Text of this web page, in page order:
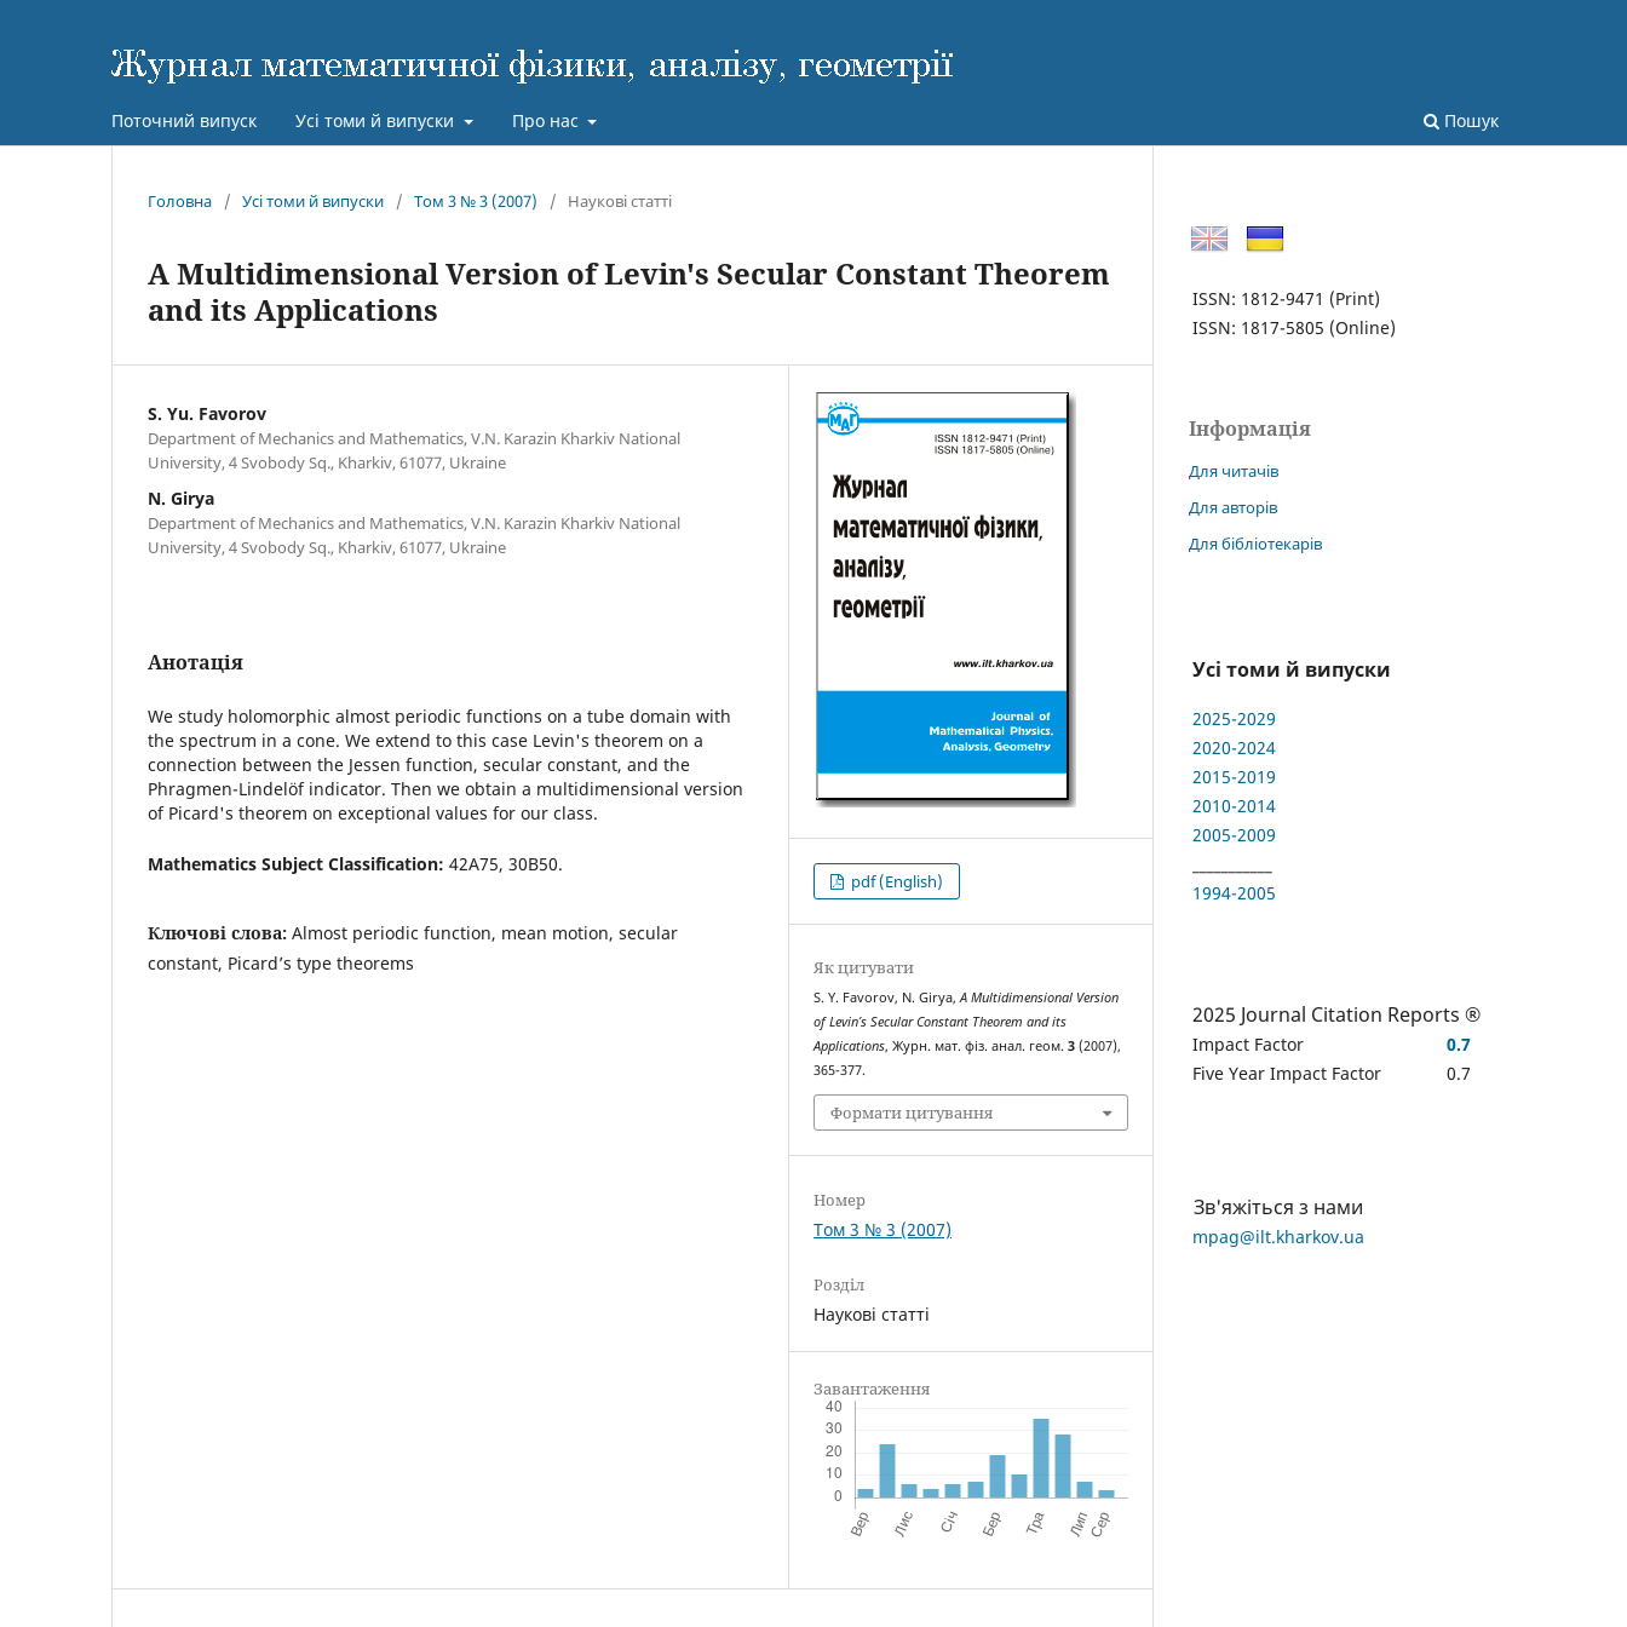
Поточний випуск Усі томи й випуски Про нас Пошук
Головна / Усі томи й випуски / Том 3 № 3 (2007) / Наукові статті
A Multidimensional Version of Levin's Secular Constant Theorem
and its Applications
S. Yu. Favorov
Department of Mechanics and Mathematics, V.N. Karazin Kharkiv National
University, 4 Svobody Sq., Kharkiv, 61077, Ukraine
N. Girya
Department of Mechanics and Mathematics, V.N. Karazin Kharkiv National
University, 4 Svobody Sq., Kharkiv, 61077, Ukraine
Анотація
We study holomorphic almost periodic functions on a tube domain with
the spectrum in a cone. We extend to this case Levin's theorem on a
connection between the Jessen function, secular constant, and the
Phragmen-Lindelöf indicator. Then we obtain a multidimensional version
of Picard's theorem on exceptional values for our class.
Mathematics Subject Classification: 42A75, 30B50.
Ключові слова: Almost periodic function, mean motion, secular
constant, Picard’‎s type theorems
pdf (English)
Як цитувати
S. Y. Favorov, N. Girya,A Multidimensional Version
of Levin’s Secular Constant Theorem and its
Applications, Журн. мат. фіз. анал. геом.3 (2007),
365-377.
Формати цитування
Номер
Том 3 № 3 (2007)
Розділ
Наукові статті
Завантаження
ISSN: 1812-9471 (Print)
ISSN: 1817-5805 (Online)
Інформація
Для читачів
Для авторів
Для бібліотекарів
Усі томи й випуски
2025-2029
2020-2024
2015-2019
2010-2014
2005-2009
1994-2005
2025 Journal Citation Reports ®
Impact Factor
0.7
Five Year Impact Factor
0.7
Зв'яжіться з нами
mpag@ilt.kharkov.ua